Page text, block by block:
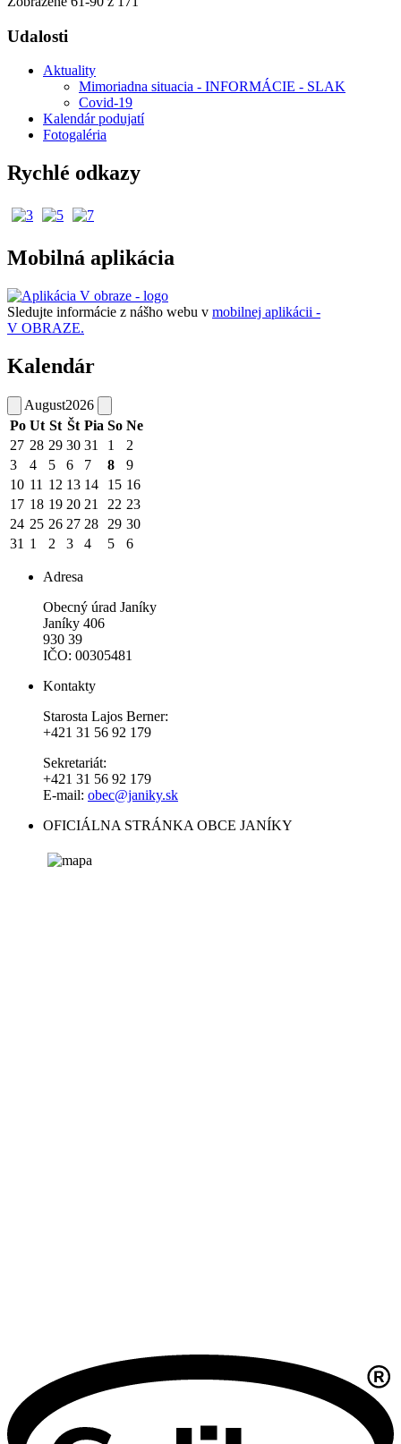
Udalosti
Aktuality
Mimoriadna situacia - INFORMÁCIE - SLAK
Covid-19
Kalendár podujatí
Fotogaléria
Rychlé odkazy
Mobilná aplikácia
Sledujte informácie z nášho webu v mobilnej aplikácii -
V OBRAZE.
Kalendár
August2026
Po Ut St Št Pia So Ne
27 28 29 30 31 1
2
3
4 5 6 7 8
9
10 11 12 13 14 15 16
17 18 19 20 21 22 23
24 25 26 27 28 29 30
31 1 2 3 4 5 6
Adresa
Obecný úrad Janíky
Janíky 406
930 39
IČO: 00305481
Kontakty
Starosta Lajos Berner:
+421 31 56 92 179
Sekretariát:
+421 31 56 92 179
E-mail: obec@janiky.sk
OFICIÁLNA STRÁNKA OBCE JANÍKY